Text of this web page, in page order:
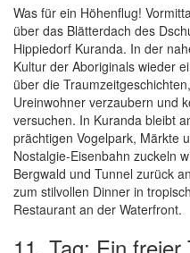
Was für ein Höhenflug!
über das Blätterdach des
Hippiedorf Kuranda. In der
Kultur der Aboriginals wieder
über die
Ureinwohner verzaubern und
versuchen. In Kuranda bleibt
prächtigen Vogelpark, Märkte
Nostalgie-Eisenbahn zuckeln
Bergwald und Tunnel zurück
zum stilvollen Dinner in
Restaurant an der Waterfront.